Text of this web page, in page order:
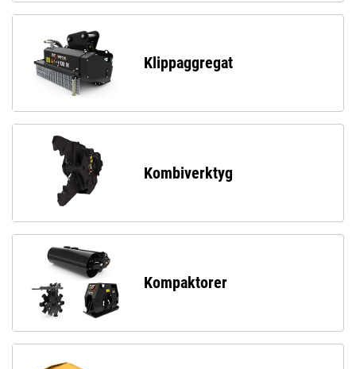
Klippaggregat
Kombiverktyg
Kompaktorer